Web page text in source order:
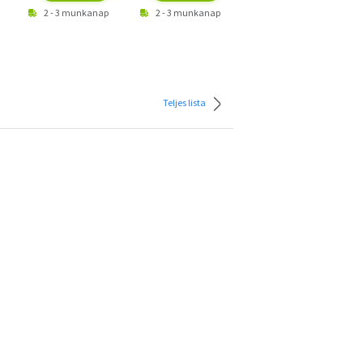
2 - 3 munkanap 2 - 3 munkanap
Teljes lista